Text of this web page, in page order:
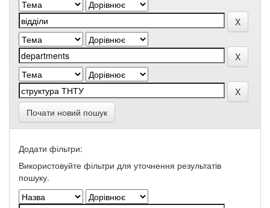
Почати новий пошук
Додати фільтри:
Використовуйте фільтри для уточнення результатів
пошуку.